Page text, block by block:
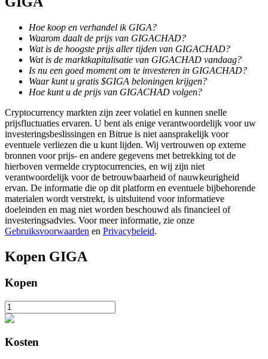
BTR-vergrendelingen
Exclusieve beleggingen voor BTR-houders
Leningen
Door crypto ondersteunde leenservice
Grijp langetermijnwinst en flexibele belangen
Hoe koop en verhandel ik GIGA?
Waarom daalt de prijs van GIGACHAD?
Wat is de hoogste prijs aller tijden van GIGACHAD?
Wat is de marktkapitalisatie van GIGACHAD vandaag?
Is nu een goed moment om te investeren in GIGACHAD?
Waar kunt u gratis $GIGA beloningen krijgen?
Hoe kunt u de prijs van GIGACHAD volgen?
Cryptocurrency markten zijn zeer volatiel en kunnen snelle
prijsfluctuaties ervaren. U bent als enige verantwoordelijk voor uw
investeringsbeslissingen en Bitrue is niet aansprakelijk voor
eventuele verliezen die u kunt lijden. Wij vertrouwen op externe
bronnen voor prijs- en andere gegevens met betrekking tot de
hierboven vermelde cryptocurrencies, en wij zijn niet
verantwoordelijk voor de betrouwbaarheid of nauwkeurigheid
ervan. De informatie die op dit platform en eventuele bijbehorende
materialen wordt verstrekt, is uitsluitend voor informatieve
doeleinden en mag niet worden beschouwd als financieel of
investeringsadvies. Voor meer informatie, zie onze
Gebruiksvoorwaarden en Privacybeleid.
Kopen GIGA
Kopen
Kosten